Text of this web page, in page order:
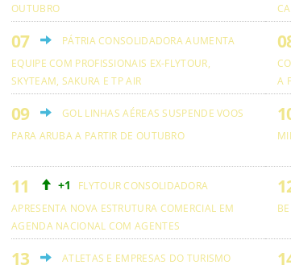
OUTUBRO
PÁTRIA CONSOLIDADORA AUMENTA
EQUIPE COM PROFISSIONAIS EX-FLYTOUR,
SKYTEAM, SAKURA E TP AIR
A
GOL LINHAS AÉREAS SUSPENDE VOOS
PARA ARUBA A PARTIR DE OUTUBRO
+1
FLYTOUR CONSOLIDADORA
APRESENTA NOVA ESTRUTURA COMERCIAL EM
AGENDA NACIONAL COM AGENTES
ATLETAS E EMPRESAS DO TURISMO